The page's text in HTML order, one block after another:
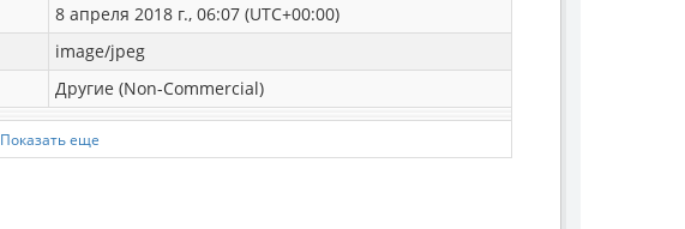
8 апреля 2018 г., 06:07 (UTC+00:00)
image/jpeg
Другие (Non-Commercial)
Показать еще